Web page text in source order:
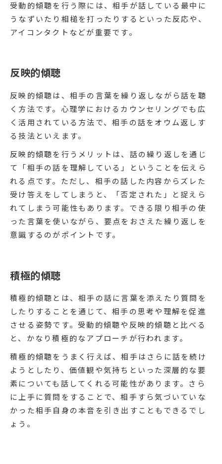
受動的傾聴を行う際には、相手が話している最中に
うなずいたり相槌を打ったりするといった反応や、
アイコンタクトなどが重要です。
反映的傾聴
反映的傾聴は、相手の言葉を繰り返しながら話を聴
く方法です。心理学におけるカウンセリングでも広
く活用されている方法で、相手の話をオウム返しす
る技法といえます。
反映的傾聴を行うメリットは、話の繰り返しを通じ
て「相手の話を理解している」ということを伝えら
れる点です。ただし、相手の話した内容からズレた
受け答えをしてしまうと、「否定された」と捉えら
れてしまう可能性もあります。できる限り相手の使
った言葉を使いながら、要点をおさえた繰り返しを
意識するのがポイントです。
積極的傾聴
積極的傾聴とは、相手の話に言葉を添えたり質問を
したりすることを通じて、相手の思考や理解を促進
させる姿勢です。受動的傾聴や反映的傾聴と比べる
と、かなり積極的なアプローチが行われます。
積極的傾聴をうまく行えば、相手はさらに話を続け
ようとしたり、価値観や気持ちといった深層的な要
素についても話してくれる可能性があります。さら
に上手に質問をすることで、相手すら気づいていな
かった相手自身の本音を引き出すこともできるでし
ょう。